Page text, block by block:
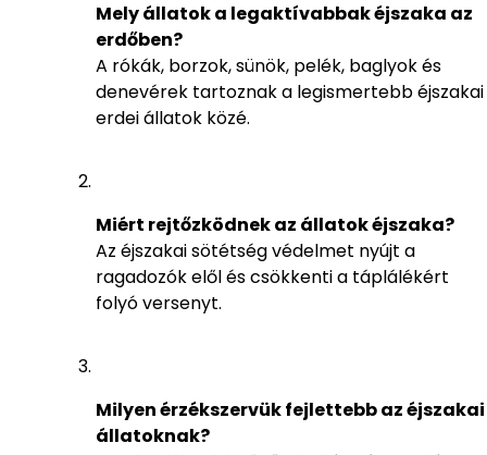
Mely állatok a legaktívabbak éjszaka az
erdőben?
A rókák, borzok, sünök, pelék, baglyok és
denevérek tartoznak a legismertebb éjszakai
erdei állatok közé.
Miért rejtőzködnek az állatok éjszaka?
Az éjszakai sötétség védelmet nyújt a
ragadozók elől és csökkenti a táplálékért
folyó versenyt.
Milyen érzékszervük fejlettebb az éjszakai
állatoknak?